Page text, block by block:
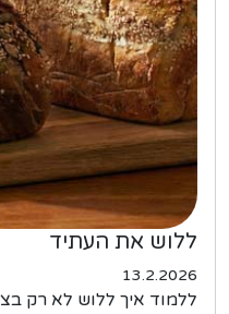
ללוש את העתיד
13.2.2026
ללמוד איך ללוש לא רק